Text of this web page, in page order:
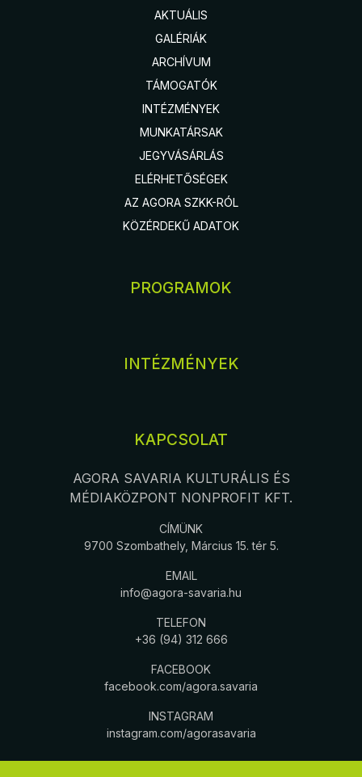
AKTUÁLIS
GALÉRIÁK
ARCHÍVUM
TÁMOGATÓK
INTÉZMÉNYEK
MUNKATÁRSAK
JEGYVÁSÁRLÁS
ELÉRHETŐSÉGEK
AZ AGORA SZKK-RÓL
KÖZÉRDEKŰ ADATOK
PROGRAMOK
INTÉZMÉNYEK
KAPCSOLAT
AGORA SAVARIA KULTURÁLIS ÉS
MÉDIAKÖZPONT NONPROFIT KFT.
CÍMÜNK
9700 Szombathely, Március 15. tér 5.
EMAIL
info@agora-savaria.hu
TELEFON
+36 (94) 312 666
FACEBOOK
facebook.com/agora.savaria
INSTAGRAM
instagram.com/agorasavaria